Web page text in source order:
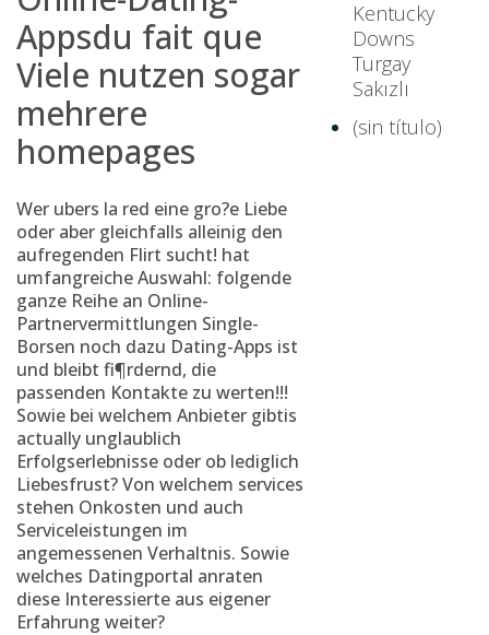
Appsdu fait que
Viele nutzen sogar
mehrere
homepages
Wer ubers la red eine gro?e Liebe
oder aber gleichfalls alleinig den
aufregenden Flirt sucht! hat
umfangreiche Auswahl: folgende
ganze Reihe an Online-
Partnervermittlungen Single-
Borsen noch dazu Dating-Apps ist
und bleibt fi¶rdernd, die
passenden Kontakte zu werten!!!
Sowie bei welchem Anbieter gibtis
actually unglaublich
Erfolgserlebnisse oder ob lediglich
Liebesfrust? Von welchem services
stehen Onkosten und auch
Serviceleistungen im
angemessenen Verhaltnis. Sowie
welches Datingportal anraten
diese Interessierte aus eigener
Erfahrung weiter?
Kentucky
Downs
Turgay
Sakızlı
(sin título)